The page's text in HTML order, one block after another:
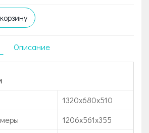
Описание
1320x680x510
1206x561x355